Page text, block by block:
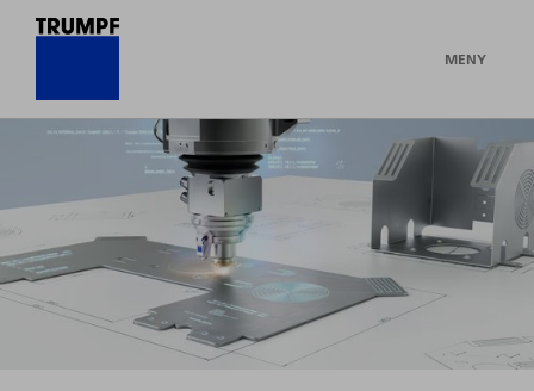
MENY